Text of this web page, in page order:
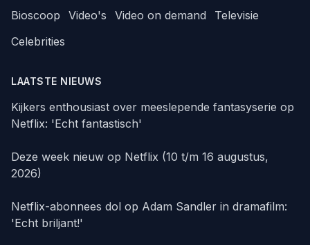
Bioscoop
Video's Video on demand
Televisie
Celebrities
LAATSTE NIEUWS
Kijkers enthousiast over meeslepende fantasyserie op
Netflix: 'Echt fantastisch'
Deze week nieuw op Netflix (10 t/m 16 augustus,
2026)
Netflix-abonnees dol op Adam Sandler in dramafilm:
'Echt briljant!'